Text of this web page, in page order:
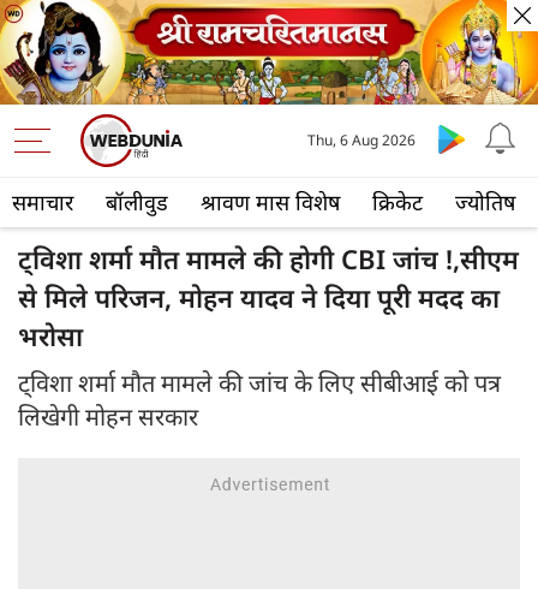
समाचार बॉलीवुड श्रावण मास विशेष क्रिकेट ज्योतिष
Thu, 6 Aug 2026
ट्विशा शर्मा मौत मामले की होगी CBI जांच !,सीएम
से मिले परिजन, मोहन यादव ने दिया पूरी मदद का
भरोसा
ट्विशा शर्मा मौत मामले की जांच के लिए सीबीआई को पत्र
लिखेगी मोहन सरकार